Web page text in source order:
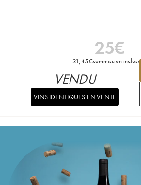
25€
31,45€commission incluse
VENDU
VINS IDENTIQUES EN VENTE